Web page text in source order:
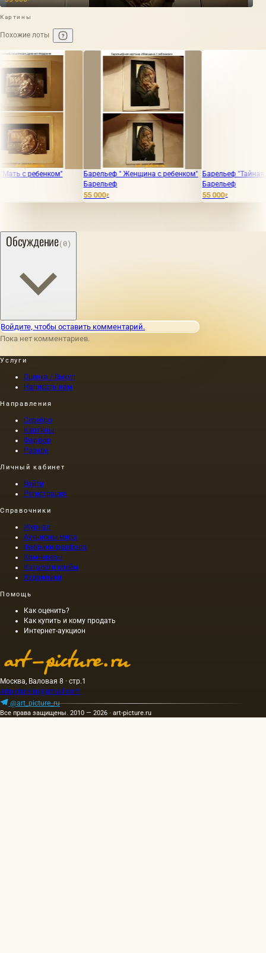
Картины
Похожие лоты
Барельеф " Женщина с ребенком"
Барельеф
Барельеф "Тайная вечеря"
Барельеф
Обсуждение(0)
Войдите, чтобы оставить комментарий.
Пока нет комментариев.
Услуги
Оценка / Выкуп
Написать нам
Направления
Серебро
Картины
Фарфор
Разное
Личный кабинет
Войти
Регистрация
Справочники
Журнал
Аукционы мира
Фабрики фарфора
Камнерезы
Каталоги клейм
Художники
Помощь
Как оценить?
Как купить и кому продать
Интернет-аукцион
Москва, Валовая 8 · стр.1
artpicture.ru@gmail.com
@art_picture_ru
Все права защищены. 2010 — 2026 · art-picture.ru